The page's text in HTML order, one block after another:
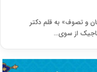
و تصوف» به قلم دکتر
تاجیک از سوی…